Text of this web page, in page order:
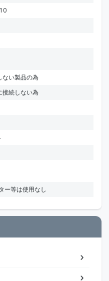
ない製品の為
接続しない為
ー等は使用なし